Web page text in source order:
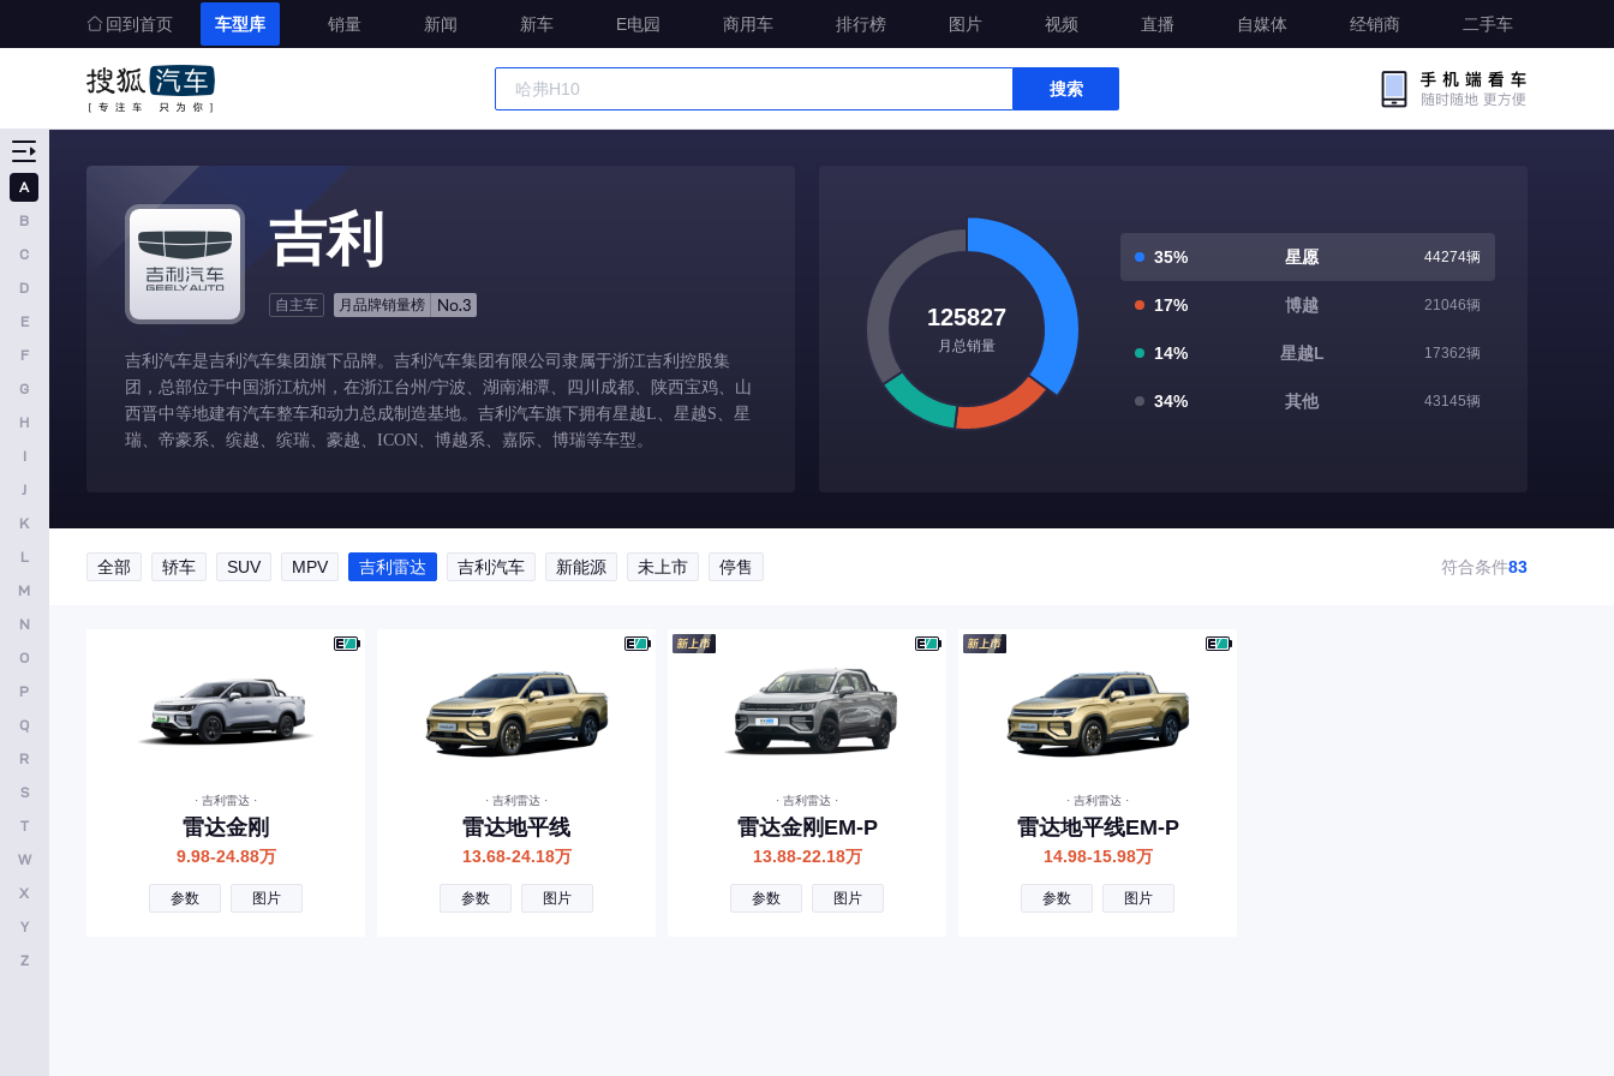
回到首页 车型库 销量 新闻 新车 E电园 商用车 排行榜 图片 视频 直播 自媒体 经销商 二手车
搜索
吉利
自主车 月品牌销量榜 No.3
吉利汽车是吉利汽车集团旗下品牌。吉利汽车集团有限公司隶属于浙江吉利控股集
团，总部位于中国浙江杭州，在浙江台州/宁波、湖南湘潭、四川成都、陕西宝鸡、山
西晋中等地建有汽车整车和动力总成制造基地。吉利汽车旗下拥有星越L、星越S、星
瑞、帝豪系、缤越、缤瑞、豪越、ICON、博越系、嘉际、博瑞等车型。
125827
月总销量
35% 星愿 44274辆
17% 博越 21046辆
14% 星越L 17362辆
34% 其他 43145辆
全部 轿车 SUV MPV 吉利雷达 吉利汽车 新能源 未上市 停售 符合条件83
· 吉利雷达 ·
雷达金刚
9.98-24.88万
参数 图片
· 吉利雷达 ·
雷达地平线
13.68-24.18万
参数 图片
· 吉利雷达 ·
雷达金刚EM-P
13.88-22.18万
参数 图片
· 吉利雷达 ·
雷达地平线EM-P
14.98-15.98万
参数 图片
A
B
C
D
E
F
G
H
I
J
K
L
M
N
O
P
Q
R
S
T
W
X
Y
Z
埃安
阿维塔
奥迪AUDI
阿斯顿马丁
埃尚
安凯客车
北京越野